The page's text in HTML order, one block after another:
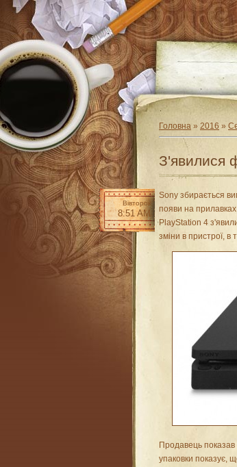
Головна » 2016 »
З'явилися
Вівторок
8:51 AM
Sony збирається
появи на прилавках
PlayStation 4
зміни в пристрої, в
Продавець
упаковки показує,